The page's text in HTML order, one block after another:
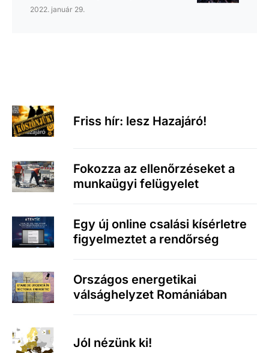
2022. január 29.
Friss hír: lesz Hazajáró!
Fokozza az ellenőrzéseket a
munkaügyi felügyelet
Egy új online csalási kísérletre
figyelmeztet a rendőrség
Országos energetikai
válsághelyzet Romániában
Jól nézünk ki!